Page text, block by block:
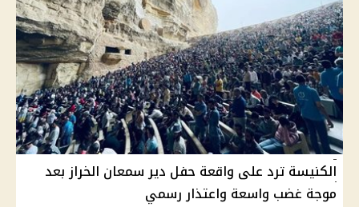
الكنيسة ترد على واقعة حفل دير سمعان الخراز بعد
موجة غضب واسعة واعتذار رسمي